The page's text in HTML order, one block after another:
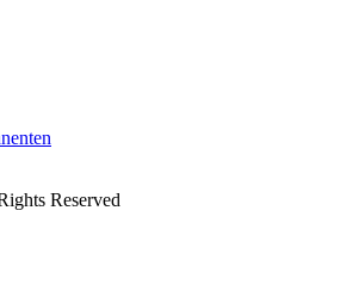
Reserved